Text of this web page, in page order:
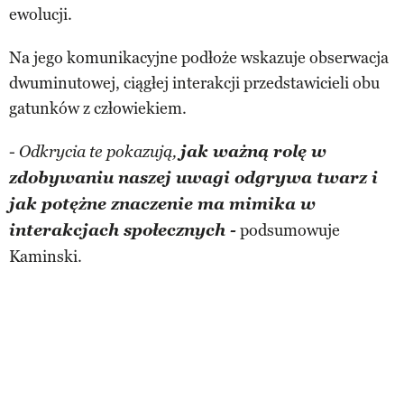
ewolucji.
Na jego komunikacyjne podłoże wskazuje obserwacja
dwuminutowej, ciągłej interakcji przedstawicieli obu
gatunków z człowiekiem.
- Odkrycia te pokazują, jak ważną rolę w
zdobywaniu naszej uwagi odgrywa twarz i
jak potężne znaczenie ma mimika w
interakcjach społecznych -podsumowuje
Kaminski.